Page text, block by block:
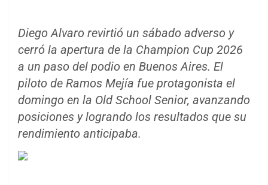
Diego Alvaro revirtió un sábado adverso y
cerró la apertura de la Champion Cup 2026
a un paso del podio en Buenos Aires. El
piloto de Ramos Mejía fue protagonista el
domingo en la Old School Senior, avanzando
posiciones y logrando los resultados que su
rendimiento anticipaba.